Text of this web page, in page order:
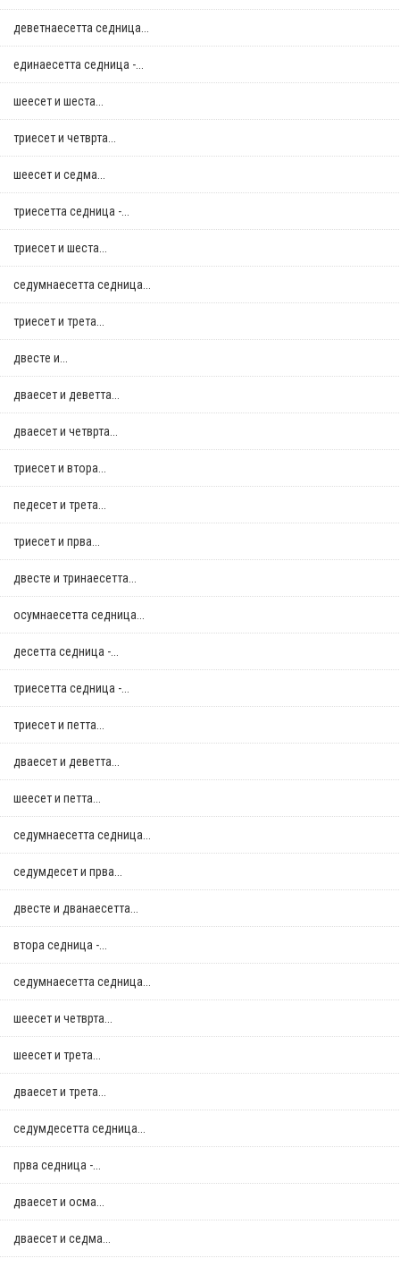
деветнаесетта седница...
единаесетта седница -...
шеесет и шеста...
триесет и четврта...
шеесет и седма...
триесетта седница -...
триесет и шеста...
седумнаесетта седница...
триесет и трета...
двестe и...
дваесет и деветта...
дваесет и четврта...
триесет и втора...
педесет и трета...
триесет и прва...
двестe и тринаесетта...
осумнaесетта седница...
десетта седница -...
триесетта седница -...
триесет и петта...
дваесет и деветта...
шеесет и петта...
седумнаесетта седница...
седумдесет и прва...
двестe и дванаесетта...
втора седница -...
седумнаесетта седница...
шеесет и четврта...
шеесет и трета...
дваесет и трета...
седумдесетта седница...
прва седница -...
дваесет и осма...
дваесет и седма...